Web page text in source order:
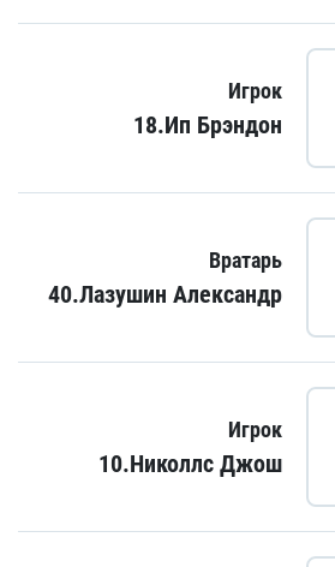
Игрок
18.Ип Брэндон
Вратарь
40.Лазушин Александр
Игрок
10.Николлс Джош